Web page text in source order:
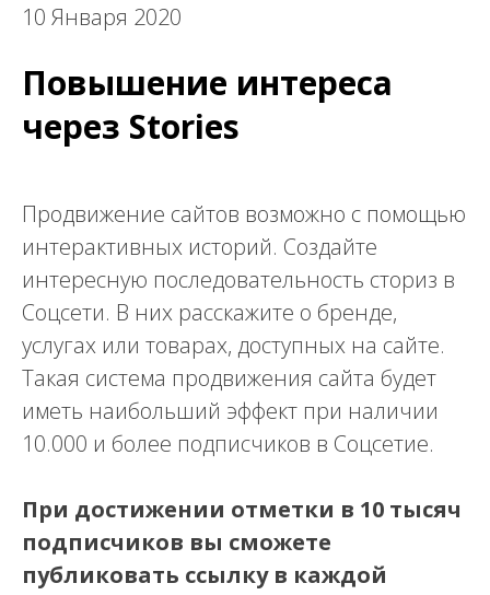
10 Января 2020
Повышение интереса
через Stories
Продвижение сайтов возможно с помощью
интерактивных историй. Создайте
интересную последовательность сториз в
Соцсети. В них расскажите о бренде,
услугах или товарах, доступных на сайте.
Такая система продвижения сайта будет
иметь наибольший эффект при наличии
10.000 и более подписчиков в Соцсетие.
При достижении отметки в 10 тысяч
подписчиков вы сможете
публиковать ссылку в каждой